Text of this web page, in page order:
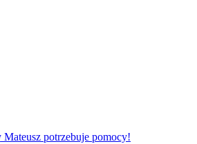
Mateusz potrzebuje pomocy!